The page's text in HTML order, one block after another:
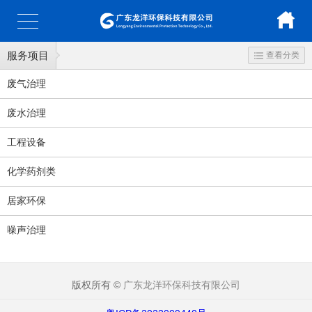
服务项目 查看分类
废气治理
废水治理
工程设备
化学药剂类
居家环保
噪声治理
版权所有 © 广东龙洋环保科技有限公司